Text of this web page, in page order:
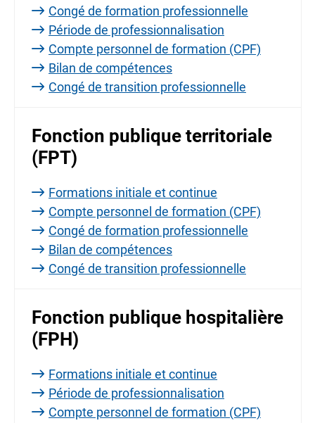
Congé de formation professionnelle
Période de professionnalisation
Compte personnel de formation (CPF)
Bilan de compétences
Congé de transition professionnelle
Fonction publique territoriale
(FPT)
Formations initiale et continue
Compte personnel de formation (CPF)
Congé de formation professionnelle
Bilan de compétences
Congé de transition professionnelle
Fonction publique hospitalière
(FPH)
Formations initiale et continue
Période de professionnalisation
Compte personnel de formation (CPF)